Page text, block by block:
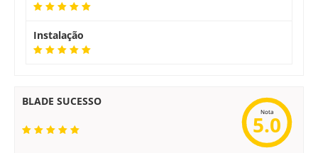
Instalação
BLADE SUCESSO
Nota
5.0